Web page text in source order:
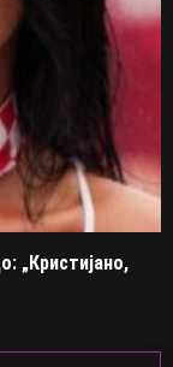
„Кристијано,